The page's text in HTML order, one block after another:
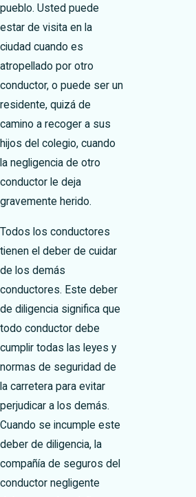
pueblo. Usted puede
estar de visita en la
ciudad cuando es
atropellado por otro
conductor, o puede ser un
residente, quizá de
camino a recoger a sus
hijos del colegio, cuando
la negligencia de otro
conductor le deja
gravemente herido.
Todos los conductores
tienen el deber de cuidar
de los demás
conductores. Este deber
de diligencia significa que
todo conductor debe
cumplir todas las leyes y
normas de seguridad de
la carretera para evitar
perjudicar a los demás.
Cuando se incumple este
deber de diligencia, la
compañía de seguros del
conductor negligente